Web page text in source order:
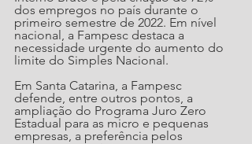
dos empregos no país durante o
primeiro semestre de 2022. Em nível
nacional, a Fampesc destaca a
necessidade urgente do aumento do
limite do Simples Nacional.
Em Santa Catarina, a Fampesc
defende, entre outros pontos, a
ampliação do Programa Juro Zero
Estadual para as micro e pequenas
empresas, a preferência pelos